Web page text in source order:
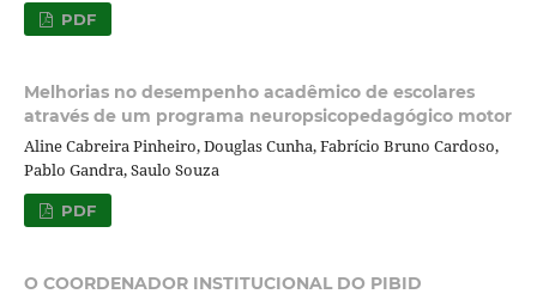
PDF
Melhorias no desempenho acadêmico de escolares
através de um programa neuropsicopedagógico motor
Aline Cabreira Pinheiro, Douglas Cunha, Fabrício Bruno Cardoso,
Pablo Gandra, Saulo Souza
PDF
O COORDENADOR INSTITUCIONAL DO PIBID